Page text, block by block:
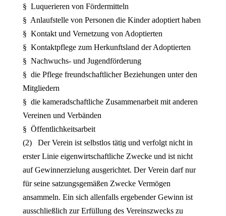
§ Luquerieren von Fördermitteln
§ Anlaufstelle von Personen die Kinder adoptiert haben
§ Kontakt und Vernetzung von Adoptierten
§ Kontaktpflege zum Herkunftsland der Adoptierten
§ Nachwuchs- und Jugendförderung
§ die Pflege freundschaftlicher Beziehungen unter den
Mitgliedern
§ die kameradschaftliche Zusammenarbeit mit anderen
Vereinen und Verbänden
§ Öffentlichkeitsarbeit
(2) Der Verein ist selbstlos tätig und verfolgt nicht in
erster Linie eigenwirtschaftliche Zwecke und ist nicht
auf Gewinnerzielung ausgerichtet. Der Verein darf nur
für seine satzungsgemäßen Zwecke Vermögen
ansammeln. Ein sich allenfalls ergebender Gewinn ist
ausschließlich zur Erfüllung des Vereinszwecks zu